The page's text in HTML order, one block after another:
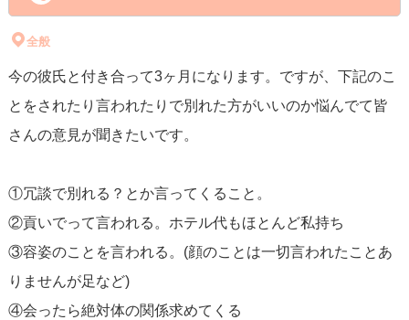
全般
今の彼氏と付き合って3ヶ月になります。ですが、下記のこ
とをされたり言われたりで別れた方がいいのか悩んでて皆
さんの意見が聞きたいです。
①冗談で別れる？とか言ってくること。
②貢いでって言われる。ホテル代もほとんど私持ち
③容姿のことを言われる。(顔のことは一切言われたことあ
りませんが足など)
④会ったら絶対体の関係求めてくる